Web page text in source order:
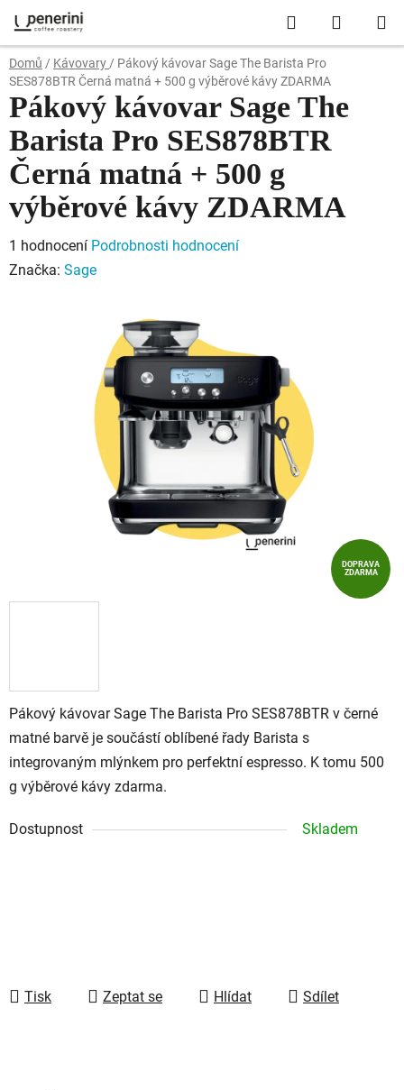
na
obsah
Hledat
KOŠÍK
Domů / Kávovary / Pákový kávovar Sage The Barista Pro
SES878BTR Černá matná + 500 g výběrové kávy ZDARMA
Pákový kávovarSage The Barista Pro SES878BTR v černé
matné barvě je součástí oblíbené řady Barista s
integrovaným mlýnkem pro perfektní espresso. K tomu 500
g výběrové kávy zdarma.
Dostupnost Skladem
Tisk Zeptat se Hlídat Sdílet
Pákový kávovar Sage The
Barista Pro SES878BTR
Černá matná + 500 g
výběrové kávy ZDARMA
Průměrné
hodnocení
1 hodnocení Podrobnosti hodnocení
Značka: Sage
DOPRAVA
ZDARMA